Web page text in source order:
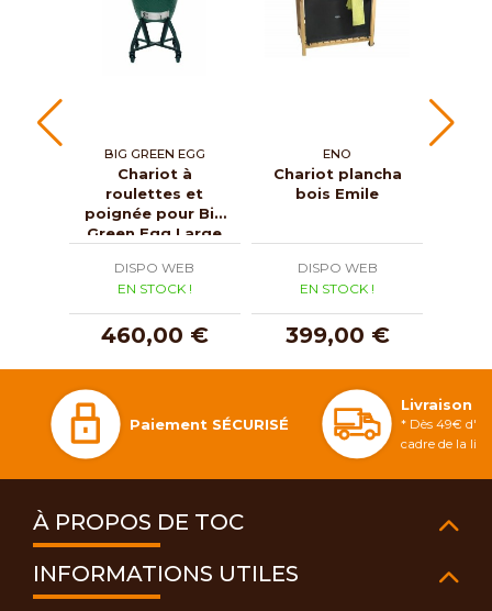
BIG GREEN EGG
Chariot à
roulettes et
poignée pour Big
Green Egg Large
DISPO WEB
EN STOCK !
460,00 €
ENO
Chariot plancha
bois Emile
DISPO WEB
EN STOCK !
399,00 €
Paiement SÉCURISÉ
Livraison
* Dès 49€
cadre de la
À PROPOS DE TOC
INFORMATIONS UTILES